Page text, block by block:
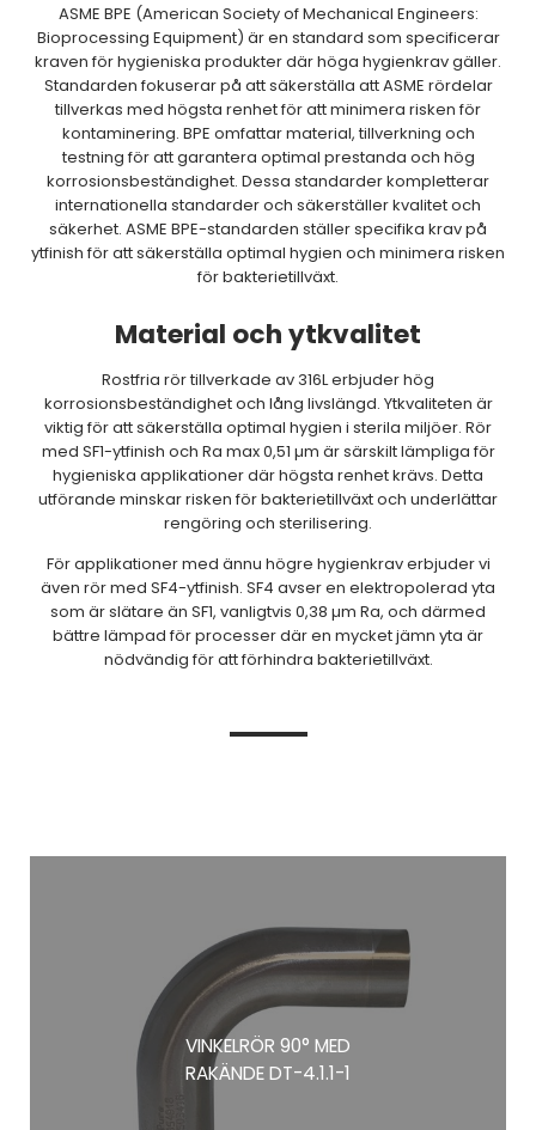
ASME BPE (American Society of Mechanical Engineers:
Bioprocessing Equipment) är en standard som specificerar
kraven för hygieniska produkter där höga hygienkrav gäller.
Standarden fokuserar på att säkerställa att ASME rördelar
tillverkas med högsta renhet för att minimera risken för
kontaminering. BPE omfattar material, tillverkning och
testning för att garantera optimal prestanda och hög
korrosionsbeständighet. Dessa standarder kompletterar
internationella standarder och säkerställer kvalitet och
säkerhet. ASME BPE-standarden ställer specifika krav på
ytfinish för att säkerställa optimal hygien och minimera risken
för bakterietillväxt.
Material och ytkvalitet
Rostfria rör tillverkade av 316L erbjuder hög
korrosionsbeständighet och lång livslängd. Ytkvaliteten är
viktig för att säkerställa optimal hygien i sterila miljöer. Rör
med SF1-ytfinish och Ra max 0,51 µm är särskilt lämpliga för
hygieniska applikationer där högsta renhet krävs. Detta
utförande minskar risken för bakterietillväxt och underlättar
rengöring och sterilisering.
För applikationer med ännu högre hygienkrav erbjuder vi
även rör med SF4-ytfinish. SF4 avser en elektropolerad yta
som är slätare än SF1, vanligtvis 0,38 µm Ra, och därmed
bättre lämpad för processer där en mycket jämn yta är
nödvändig för att förhindra bakterietillväxt.
VINKELRÖR 90° MED
RAKÄNDE DT-4.1.1-1